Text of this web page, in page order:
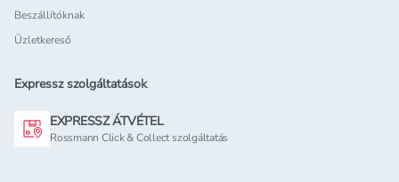
Beszállítóknak
Üzletkereső
Expressz szolgáltatások
EXPRESSZ ÁTVÉTEL
Rossmann Click & Collect szolgáltatás